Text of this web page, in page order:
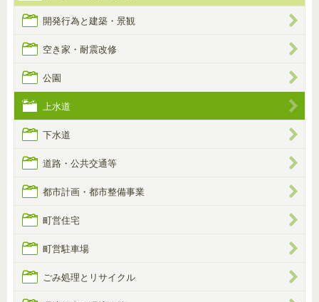
開発行為と建築・景観
空き家・耐震改修
公園
上水道
下水道
道路・公共交通等
都市計画・都市整備事業
町営住宅
町営駐車場
ごみ処理とリサイクル